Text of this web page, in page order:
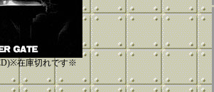
在庫切れです※